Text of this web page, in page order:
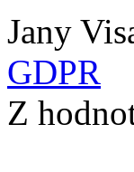
Jany
GDPR
Z